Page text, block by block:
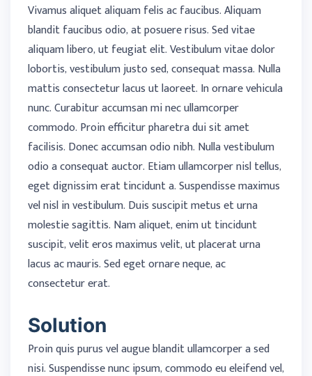
Vivamus aliquet aliquam felis ac faucibus. Aliquam
blandit faucibus odio, at posuere risus. Sed vitae
aliquam libero, ut feugiat elit. Vestibulum vitae dolor
lobortis, vestibulum justo sed, consequat massa. Nulla
mattis consectetur lacus ut laoreet. In ornare vehicula
nunc. Curabitur accumsan mi nec ullamcorper
commodo. Proin efficitur pharetra dui sit amet
facilisis. Donec accumsan odio nibh. Nulla vestibulum
odio a consequat auctor. Etiam ullamcorper nisl tellus,
eget dignissim erat tincidunt a. Suspendisse maximus
vel nisl in vestibulum. Duis suscipit metus et urna
molestie sagittis. Nam aliquet, enim ut tincidunt
suscipit, velit eros maximus velit, ut placerat urna
lacus ac mauris. Sed eget ornare neque, ac
consectetur erat.
Solution
Proin quis purus vel augue blandit ullamcorper a sed
nisi. Suspendisse nunc ipsum, commodo eu eleifend vel,